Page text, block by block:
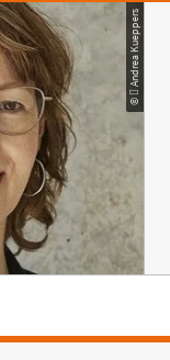
©  Andrea Kueppers